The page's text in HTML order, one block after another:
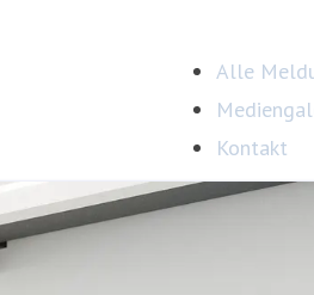
Alle
Kontakt